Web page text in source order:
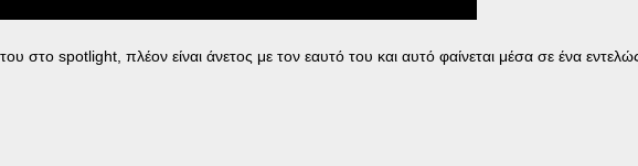
στο spotlight, πλέον είναι άνετος με τον εαυτό του και αυτό φαίνεται μέσα σε ένα